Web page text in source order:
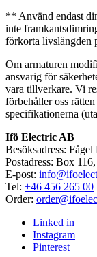
** Använd endast
inte
förkorta livslängden
Om armaturen
ansvarig för
vara tillverkare. Vi
förbehåller oss
specifikationerna
Ifö Electric AB
Besöksadress:
Postadress: Box
E-post:
Tel: +46 456 265 00
Order:
Linked in
Instagram
Pinterest